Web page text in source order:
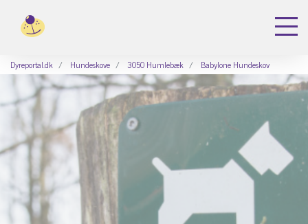
Dyreportal.dk Hundeskove 3050 Humlebæk Babylone Hundeskov